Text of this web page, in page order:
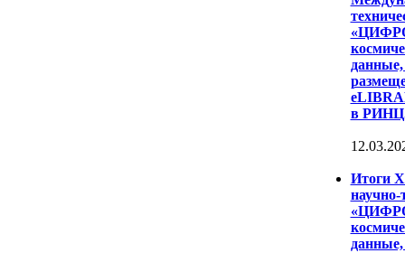
данные,
в
Итоги
научно-
данные,